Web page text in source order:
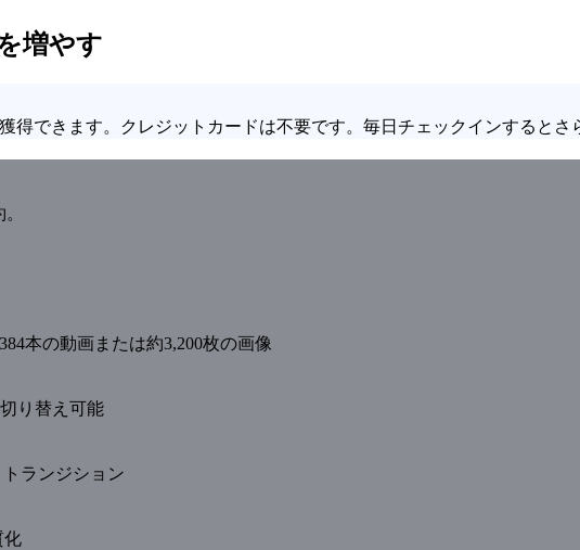
増やす
得できます。クレジットカードは不要です。毎日チェックインするとさ
本の動画または約3,200枚の画像
り替え可能
ランジション
化